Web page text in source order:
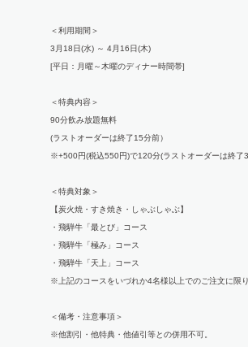
＜利用期間＞
3月18日(水) ～ 4月16日(木)
[平日：月曜～木曜のディナー時間帯]
＜特典内容＞
90分飲み放題無料
(ラストオーダーは終了15分前）
※+500円(税込550円)で120分(ラストオーダーは終了
＜特典対象＞
【炭火焼・すき焼き・しゃぶしゃぶ】
・飛騨牛「最とび」コース
・飛騨牛「極み」コース
・飛騨牛「天上」コース
※上記のコースをいづれか4名様以上でのご注文に限り
＜備考・注意事項＞
※他割引・他特典・他値引等との併用不可。